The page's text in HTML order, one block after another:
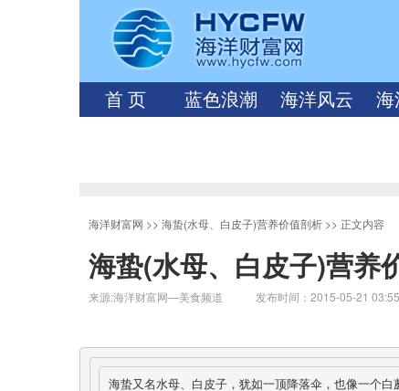
首 页 蓝色浪潮 海洋风云 海
海洋财富网 >> 海蛰(水母、白皮子)营养价值剖析 >> 正文内容
海蛰(水母、白皮子)营养
来源:海洋财富网—美食频道 发布时间：2015-05-21
海蛰又名水母、白皮子，犹如一顶降落伞，也像一个